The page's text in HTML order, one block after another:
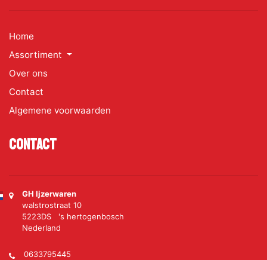
Home
Assortiment
Over ons
Contact
Algemene voorwaarden
Contact
GH Ijzerwaren
walstrostraat 10
5223DS 's hertogenbosch
Nederland
0633795445